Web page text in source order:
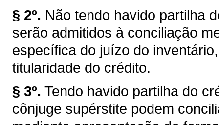
§ 2º. Não tendo havido partilha
serão admitidos à conciliação
específica do juízo do
titularidade do crédito.
§ 3º. Tendo havido partilha do
cônjuge supérstite podem